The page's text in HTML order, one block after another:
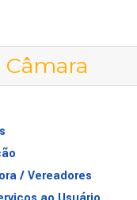
/ Vereadores